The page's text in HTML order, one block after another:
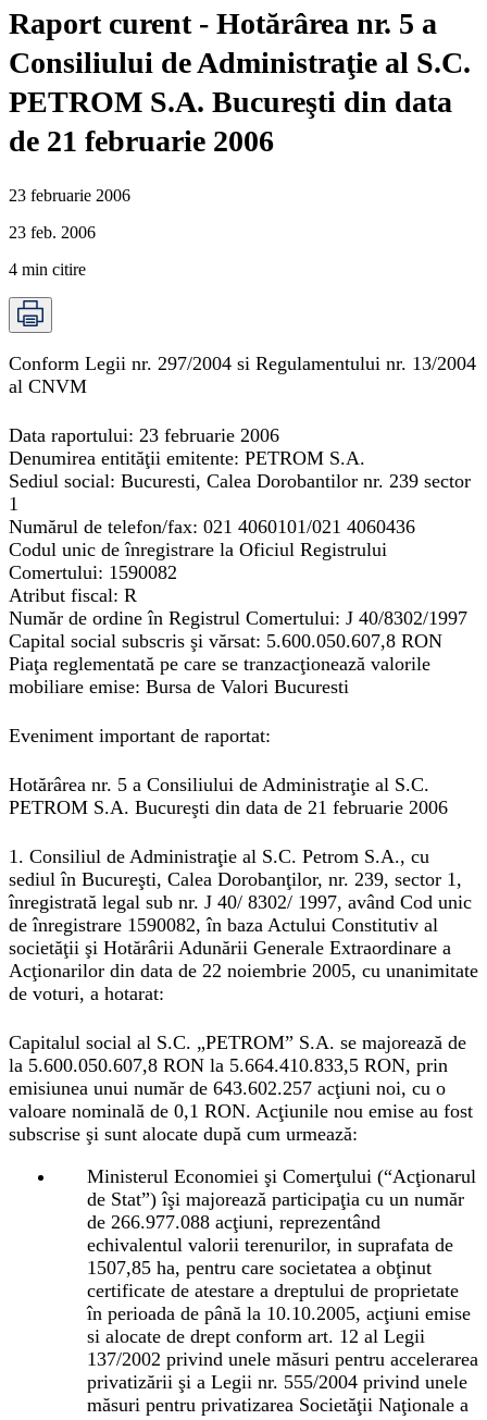
Raport curent - Hotărârea nr. 5 a
Consiliului de Administraţie al S.C.
PETROM S.A. Bucureşti din data
de 21 februarie 2006
23 februarie 2006
23 feb. 2006
4 min citire
Conform Legii nr. 297/2004 si Regulamentului nr. 13/2004
al CNVM
Data raportului: 23 februarie 2006
Denumirea entităţii emitente: PETROM S.A.
Sediul social: Bucuresti, Calea Dorobantilor nr. 239 sector
1
Numărul de telefon/fax: 021 4060101/021 4060436
Codul unic de înregistrare la Oficiul Registrului
Comertului: 1590082
Atribut fiscal: R
Număr de ordine în Registrul Comertului: J 40/8302/1997
Capital social subscris şi vărsat: 5.600.050.607,8 RON
Piaţa reglementată pe care se tranzacţionează valorile
mobiliare emise: Bursa de Valori Bucuresti
Eveniment important de raportat:
Hotărârea nr. 5 a Consiliului de Administraţie al S.C.
PETROM S.A. Bucureşti din data de 21 februarie 2006
1. Consiliul de Administraţie al S.C. Petrom S.A., cu
sediul în Bucureşti, Calea Dorobanţilor, nr. 239, sector 1,
înregistrată legal sub nr. J 40/ 8302/ 1997, având Cod unic
de înregistrare 1590082, în baza Actului Constitutiv al
societăţii şi Hotărârii Adunării Generale Extraordinare a
Acţionarilor din data de 22 noiembrie 2005, cu unanimitate
de voturi, a hotarat:
Capitalul social al S.C. „PETROM” S.A. se majorează de
la 5.600.050.607,8 RON la 5.664.410.833,5 RON, prin
emisiunea unui număr de 643.602.257 acţiuni noi, cu o
valoare nominală de 0,1 RON. Acţiunile nou emise au fost
subscrise şi sunt alocate după cum urmează:
Ministerul Economiei şi Comerţului (“Acţionarul
de Stat”) îşi majorează participaţia cu un număr
de 266.977.088 acţiuni, reprezentând
echivalentul valorii terenurilor, in suprafata de
1507,85 ha, pentru care societatea a obţinut
certificate de atestare a dreptului de proprietate
în perioada de până la 10.10.2005, acţiuni emise
si alocate de drept conform art. 12 al Legii
137/2002 privind unele măsuri pentru accelerarea
privatizării şi a Legii nr. 555/2004 privind unele
măsuri pentru privatizarea Societăţii Naţionale a